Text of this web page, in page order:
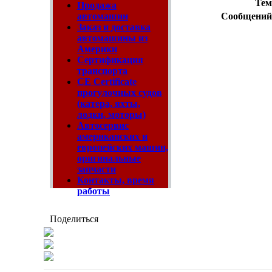
Продажа
автомашин
Заказ и доставка
автомашины из
Америки
Сертификация
транспорта
CE Certificate
прогулочных судов
(катера, яхты,
лодки, моторы)
Автосервис
американских и
европейских машин,
оригинальные
запчасти
Контакты, время
работы
Поделиться